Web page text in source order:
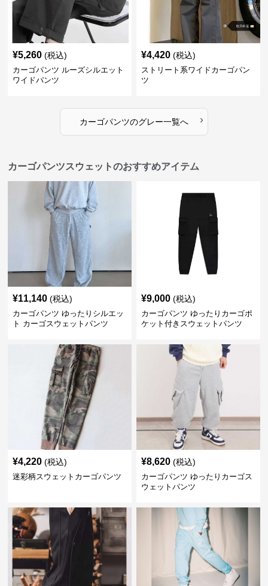
¥5,260 (税込)
カーゴパンツ ルーズシルエット
ワイドパンツ
¥4,420 (税込)
ストリート系ワイドカーゴパン
ツ
カーゴパンツのグレー一覧へ ›
カーゴパンツスウェットのおすすめアイテム
¥11,140 (税込)
カーゴパンツ ゆったりシルエッ
ト カーゴスウェットパンツ
¥9,000 (税込)
カーゴパンツ ゆったりカーゴポ
ケット付きスウェットパンツ
¥4,220 (税込)
迷彩柄スウェットカーゴパンツ
¥8,620 (税込)
カーゴパンツ ゆったりカーゴス
ウェットパンツ